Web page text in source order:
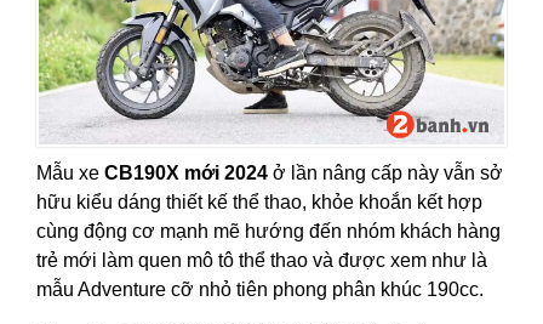
Mẫu xe CB190X mới 2024 ở lần nâng cấp này vẫn sở
hữu kiểu dáng thiết kế thể thao, khỏe khoắn kết hợp
cùng động cơ mạnh mẽ hướng đến nhóm khách hàng
trẻ mới làm quen mô tô thể thao và được xem như là
mẫu Adventure cỡ nhỏ tiên phong phân khúc 190cc.